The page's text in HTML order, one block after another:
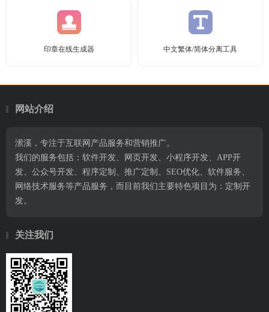
印章在线生成器 中文繁体/简体分离工具
网站介绍
潆溪，专注于互联网产品服务和营销推广。
我们的服务包括：软件开发、网页开发、小程序开发、APP开
发、公众号开发、程序定制、推广定制、SEO优化、软件服务、
网络技术服务等产品服务，而目前我们主要特色项目为：定制开
发。
关注我们